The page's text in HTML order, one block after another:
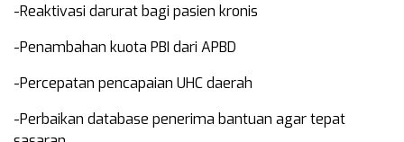
-Reaktivasi darurat bagi pasien kronis
-Penambahan kuota PBI dari APBD
-Percepatan pencapaian UHC daerah
-Perbaikan database penerima bantuan agar tepat